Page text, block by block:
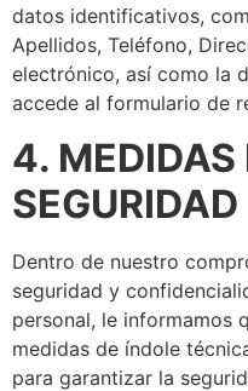
datos identificativos,
Apellidos, Teléfono,
electrónico, así como la
accede al formulario de
4. MEDIDAS
SEGURIDAD
Dentro de nuestro
seguridad y
personal, le informamos
medidas de índole
para garantizar la